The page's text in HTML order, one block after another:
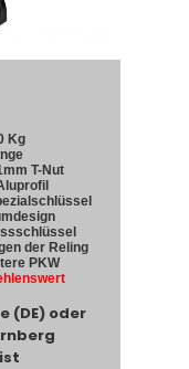
Kg
T-Nut
der Reling
PKW
(DE) oder